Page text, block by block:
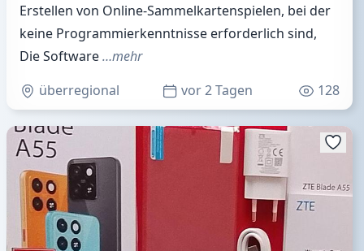
Erstellen von Online-Sammelkartenspielen, bei der
keine Programmierkenntnisse erforderlich sind,
Die Software…mehr
überregional
vor 2 Tagen 128